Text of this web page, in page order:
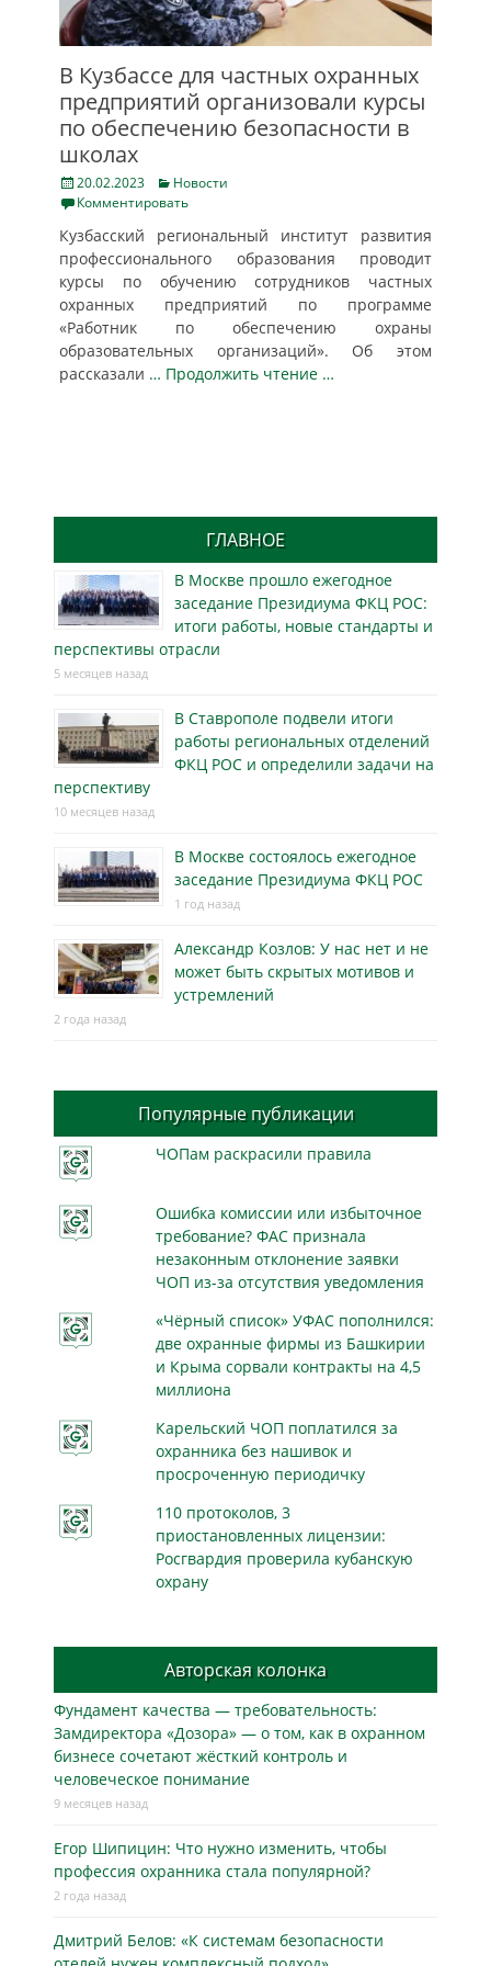
В Кузбассе для частных охранных
предприятий организовали курсы
по обеспечению безопасности в
школах
Posted
on
20.02.2023 Categories
Новости
Комментировать
Кузбасский региональный институт развития
профессионального образования проводит
курсы по обучению сотрудников частных
охранных предприятий по программе
«Работник по обеспечению охраны
образовательных организаций». Об этом
рассказали … Продолжить чтение …
ГЛАВНОЕ
В Москве прошло ежегодное
заседание Президиума ФКЦ РОС:
итоги работы, новые стандарты и
перспективы отрасли
5 месяцев назад
В Ставрополе подвели итоги
работы региональных отделений
ФКЦ РОС и определили задачи на
перспективу
10 месяцев назад
В Москве состоялось ежегодное
заседание Президиума ФКЦ РОС
1 год назад
Александр Козлов: У нас нет и не
может быть скрытых мотивов и
устремлений
2 года назад
Популярные публикации
ЧОПам раскрасили правила
Ошибка комиссии или избыточное
требование? ФАС признала
незаконным отклонение заявки
ЧОП из-за отсутствия уведомления
«Чёрный список» УФАС пополнился:
две охранные фирмы из Башкирии
и Крыма сорвали контракты на 4,5
миллиона
Карельский ЧОП поплатился за
охранника без нашивок и
просроченную периодичку
110 протоколов, 3
приостановленных лицензии:
Росгвардия проверила кубанскую
охрану
Авторская колонка
Фундамент качества — требовательность:
Замдиректора «Дозора» — о том, как в охранном
бизнесe сочетают жёсткий контроль и
человеческое понимание
9 месяцев назад
Егор Шипицин: Что нужно изменить, чтобы
профессия охранника стала популярной?
2 года назад
Дмитрий Белов: «К системам безопасности